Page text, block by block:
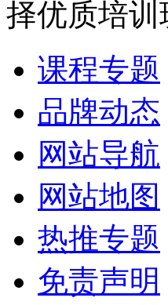
择优质培
课程专题
品牌动态
网站导航
网站地图
热推专题
免责声明